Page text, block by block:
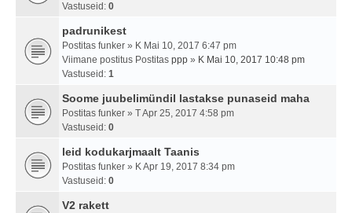
Vastuseid: 0
padrunikest
Postitas funker » K Mai 10, 2017 6:47 pm
Viimane postitus Postitas ppp » K Mai 10, 2017 10:48 pm
Vastuseid: 1
Soome juubelimündil lastakse punaseid maha
Postitas funker » T Apr 25, 2017 4:58 pm
Vastuseid: 0
leid kodukarjmaalt Taanis
Postitas funker » K Apr 19, 2017 8:34 pm
Vastuseid: 0
V2 rakett